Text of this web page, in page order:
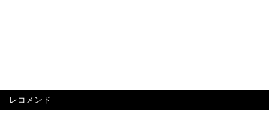
レコメンド